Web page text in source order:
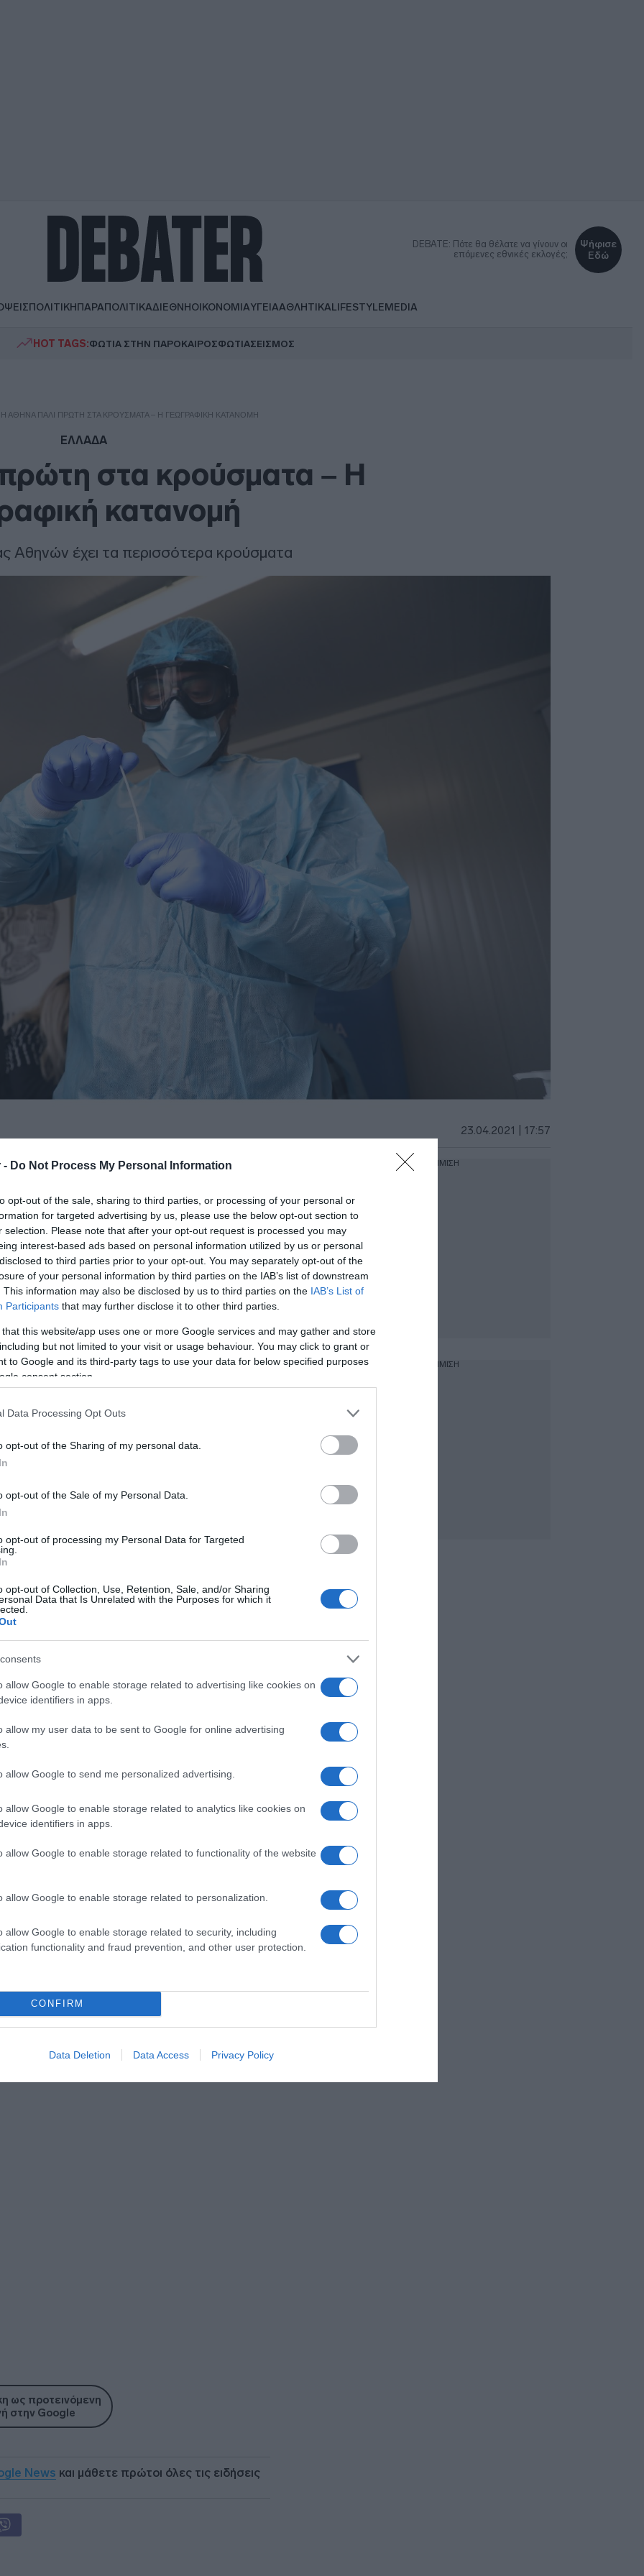
- Do Not Process My Personal Information
opt-out of the sale, sharing to third parties, or processing of your personal or
for targeted advertising by us, please use the below opt-out section to
selection. Please note that after your opt-out request is processed you may
interest-based ads based on personal information utilized by us or personal
to third parties prior to your opt-out. You may separately opt-out of the
of your personal information by third parties on the IAB’s list of downstream
This information may also be disclosed by us to third parties on the IAB’s List of
Participants that may further disclose it to other third parties.
that this website/app uses one or more Google services and may gather and store
but not limited to your visit or usage behaviour. You may click to grant or
to Google and its third-party tags to use your data for below specified purposes
consent section.
Data Processing Opt Outs
opt-out of the Sharing of my personal data.
opt-out of the Sale of my Personal Data.
opt-out of processing my Personal Data for Targeted
opt-out of Collection, Use, Retention, Sale, and/or Sharing
Data that Is Unrelated with the Purposes for which it
allow Google to enable storage related to advertising like cookies on
identifiers in apps.
allow my user data to be sent to Google for online advertising
allow Google to send me personalized advertising.
allow Google to enable storage related to analytics like cookies on
identifiers in apps.
allow Google to enable storage related to functionality of the website
allow Google to enable storage related to personalization.
allow Google to enable storage related to security, including
functionality and fraud prevention, and other user protection.
CONFIRM
Data Deletion Data Access Privacy Policy
DEBATE: Πότε θα θέλατε να γίνουν οι
επόμενες εθνικές εκλογές;
Ψήφισε
Εδώ
ΠΟΛΙΤΙΚΗΠΑΡΑΠΟΛΙΤΙΚΑΔΙΕΘΝΗΟΙΚΟΝΟΜΙΑΥΓΕΙΑΑΘΛΗΤΙΚΑLIFESTYLEMEDIA
HOT TAGS:ΦΩΤΙΑ ΣΤΗΝ ΠΑΡΟΚΑΙΡΟΣΦΩΤΙΑΣΕΙΣΜΟΣ
Η ΑΘΉΝΑ ΠΆΛΙ ΠΡΏΤΗ ΣΤΑ ΚΡΟΎΣΜΑΤΑ – Η ΓΕΩΓΡΑΦΙΚΉ ΚΑΤΑΝΟΜΉ
ΕΛΛΑΔΑ
στα κρούσματα – Η
κατανομή
Αθηνών έχει τα περισσότερα κρούσματα
23.04.2021 | 17:57
ανακοινώθηκαν οι περιοχές όπου
και όπως βλέπουμε τις
πρώτη.
κατανέμονται ως εξής:
διψήφιο αριθμό κρουσμάτων, οι
ως προτεινόμενη
στην Google
News και μάθετε πρώτοι όλες τις ειδήσεις
ΔΙΑΦΗΜΙΣΗ
ΔΙΑΦΗΜΙΣΗ